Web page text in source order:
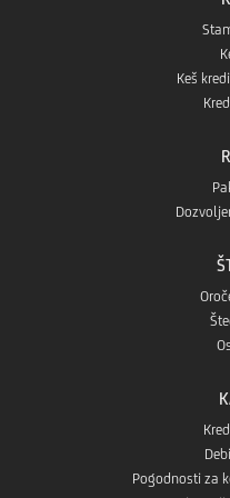
Keš
Pogodnosti za